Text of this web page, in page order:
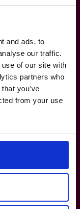
and ads, to
our traffic.
of our site with
partners who
you’ve
from your use
um einen